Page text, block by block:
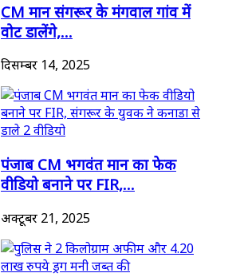
CM मान संगरूर के मंगवाल गांव में
वोट डालेंगे,...
दिसम्बर 14, 2025
पंजाब CM भगवंत मान का फेक
वीडियो बनाने पर FIR,...
अक्टूबर 21, 2025